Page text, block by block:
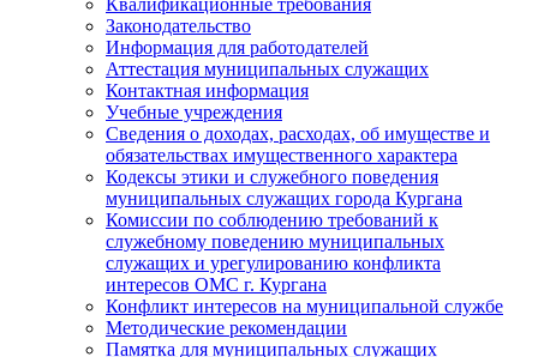
Квалификационные требования
Законодательство
Информация для работодателей
Аттестация муниципальных служащих
Контактная информация
Учебные учреждения
Сведения о доходах, расходах, об имуществе и
обязательствах имущественного характера
Кодексы этики и служебного поведения
муниципальных служащих города Кургана
Комиссии по соблюдению требований к
служебному поведению муниципальных
служащих и урегулированию конфликта
интересов ОМС г. Кургана
Конфликт интересов на муниципальной службе
Методические рекомендации
Памятка для муниципальных служащих